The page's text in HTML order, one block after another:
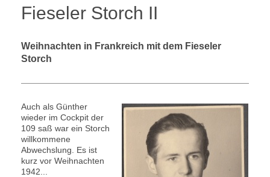
Fieseler Storch II
Weihnachten in Frankreich mit dem Fieseler
Storch
Auch als Günther
wieder im Cockpit der
109 saß war ein Storch
willkommene
Abwechslung. Es ist
kurz vor Weihnachten
1942...